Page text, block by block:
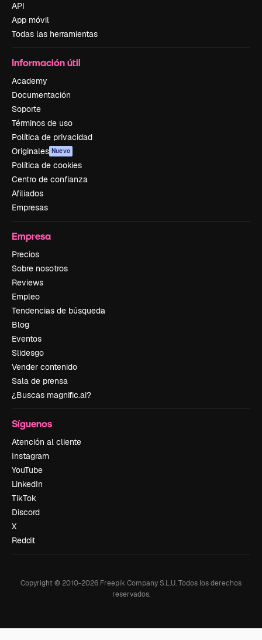
API
App móvil
Todas las herramientas
Información útil
Academy
Documentación
Soporte
Términos de uso
Política de privacidad
Originales Nuevo
Política de cookies
Centro de confianza
Afiliados
Empresas
Empresa
Precios
Sobre nosotros
Reviews
Empleo
Tendencias de búsqueda
Blog
Eventos
Slidesgo
Vender contenido
Sala de prensa
¿Buscas magnific.ai?
Síguenos
Atención al cliente
Instagram
YouTube
LinkedIn
TikTok
Discord
X
Reddit
Copyright © 2010-2026 Freepik Company S.L.U.Todos los derechos
reservados.